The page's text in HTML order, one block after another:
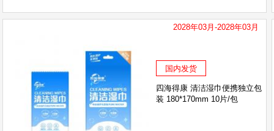
2028年03月-2028年03月
国内发货
四海得康 清洁湿巾便携独立包
装 180*170mm 10片/包